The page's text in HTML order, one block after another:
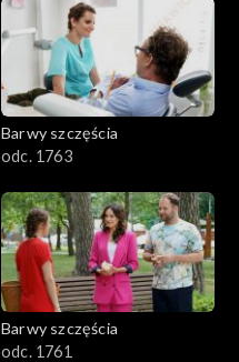
Barwy szczęścia
odc. 1763
Barwy szczęścia
odc. 1761